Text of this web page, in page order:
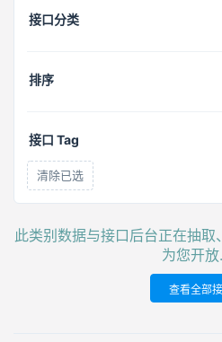
接口分类
排序
接口 Tag
清除已选
此类别数据与接口后台正在抽
为您开放
查看全部